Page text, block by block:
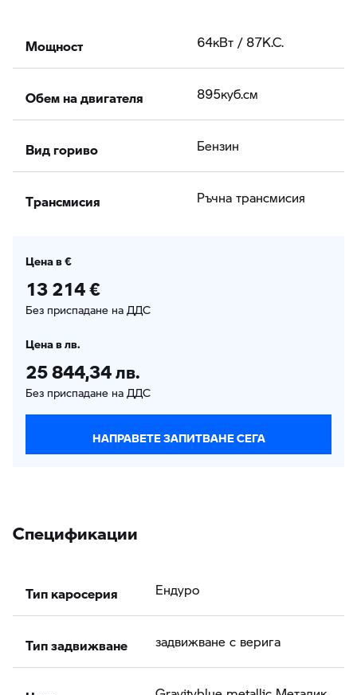
Мощност 64кВт / 87К.С.
Обем на двигателя 895куб.cм
Вид гориво Бензин
Tрансмисия Ръчна трансмисия
Цена в €
13 214 €
Без приспадане на ДДС
Цена в лв.
25 844,34 лв.
Без приспадане на ДДС
НАПРАВЕТЕ ЗАПИТВАНЕ СЕГА
Спецификации
Тип каросерия Ендуро
Тип задвижване задвижване с верига